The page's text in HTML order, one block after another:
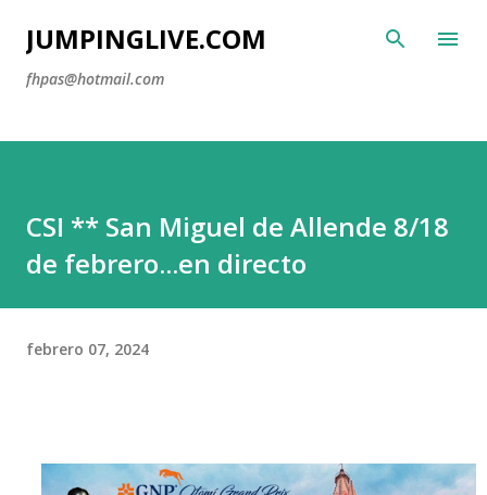
Ir al contenido principal
JUMPINGLIVE.COM
fhpas@hotmail.com
CSI ** San Miguel de Allende 8/18
de febrero...en directo
febrero 07, 2024